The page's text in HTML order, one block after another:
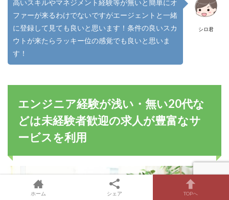
シロ君
高いスキルやマネジメント経験等が無いと簡単にオ
ファーが来るわけでないですがエージェントと一緒
に登録して見ても良いと思います！条件の良いスカ
ウトが来たらラッキー位の感覚でも良いと思いま
す！
エンジニア経験が浅い・無い20代な
どは未経験者歓迎の求人が豊富なサ
ービスを利用
ホーム シェア TOPへ